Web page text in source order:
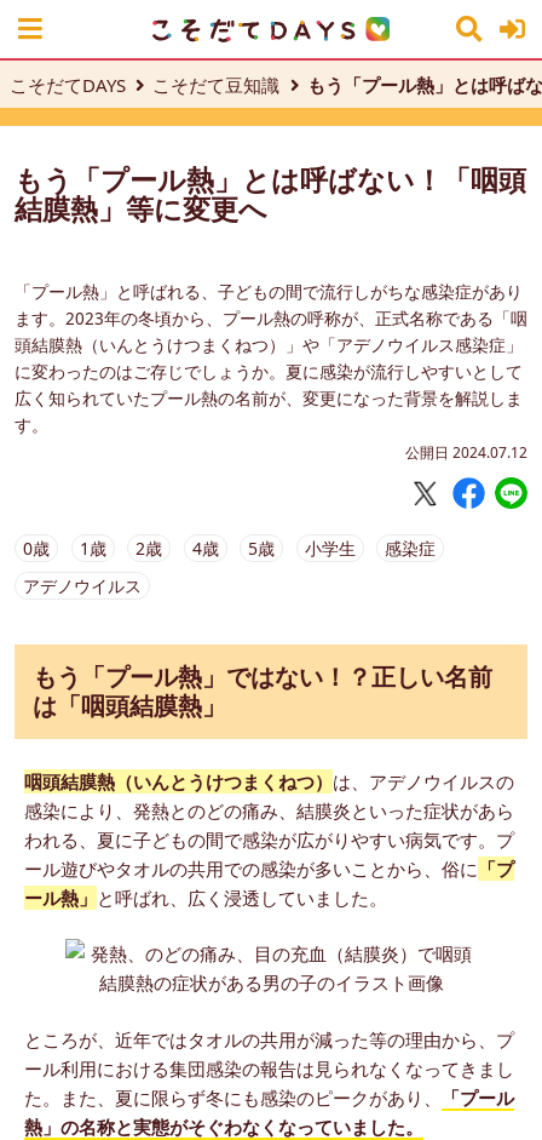
こそだてDAYS こそだて豆知識 もう「プール熱」とは呼ば
もう「プール熱」とは呼ばない！「咽頭
結膜熱」等に変更へ
「プール熱」と呼ばれる、子どもの間で流行しがちな感染症があり
ます。2023年の冬頃から、プール熱の呼称が、正式名称である「咽
頭結膜熱（いんとうけつまくねつ）」や「アデノウイルス感染症」
に変わったのはご存じでしょうか。夏に感染が流行しやすいとして
広く知られていたプール熱の名前が、変更になった背景を解説しま
す。
公開日 2024.07.12
0歳 1歳 2歳 4歳 5歳 小学生
感染症
アデノウイルス
もう「プール熱」ではない！？正しい名前
は「咽頭結膜熱」
咽頭結膜熱（いんとうけつまくねつ） は、アデノウイルスの
感染により、発熱とのどの痛み、結膜炎といった症状があら
われる、夏に子どもの間で感染が広がりやすい病気です。プ
ール遊びやタオルの共用での感染が多いことから、俗に 「プ
ール熱」 と呼ばれ、広く浸透していました。
ところが、近年ではタオルの共用が減った等の理由から、プ
ール利用における集団感染の報告は見られなくなってきまし
た。また、夏に限らず冬にも感染のピークがあり、
「プール
熱」の名称と実態がそぐわなくなっていました。